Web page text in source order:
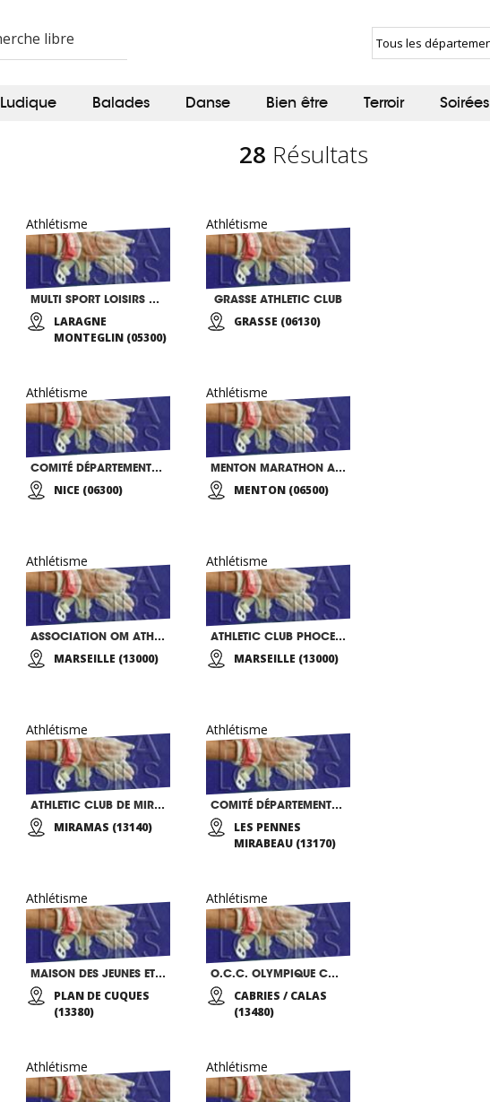
Ludique Balades Danse Bien être Terroir Soirées
28 Résultats
Athlétisme
MULTI SPORT LOISIRS DU LARAGNAIS
LARAGNE
MONTEGLIN (05300)
Athlétisme
GRASSE ATHLETIC CLUB
GRASSE (06130)
Athlétisme
COMITÉ DÉPARTEMENTAL 06 D’ATHLÉTISME
NICE (06300)
Athlétisme
MENTON MARATHON ATHLETISME
MENTON (06500)
Athlétisme
ASSOCIATION OM ATHLETISME
MARSEILLE (13000)
Athlétisme
ATHLETIC CLUB PHOCEEN
MARSEILLE (13000)
Athlétisme
ATHLETIC CLUB DE MIRAMAS
MIRAMAS (13140)
Athlétisme
COMITÉ DÉPARTEMENTAL 13 D’ATHLÉTISME
LES PENNES
MIRABEAU (13170)
Athlétisme
MAISON DES JEUNES ET DE LA CULTURE DE PLAN DE CUQUES
PLAN DE CUQUES
(13380)
Athlétisme
O.C.C. OLYMPIQUE CABRIES CALAS
CABRIES / CALAS
(13480)
Athlétisme Athlétisme